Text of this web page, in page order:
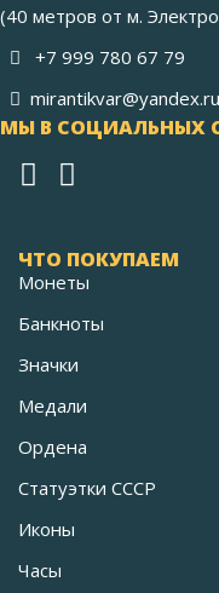
(40 метров от м.
+7 999 780 67 79
mirantikvar@yandex.ru
МЫ В СОЦИАЛЬНЫХ
ЧТО ПОКУПАЕМ
Монеты
Банкноты
Значки
Медали
Ордена
Статуэтки СССР
Иконы
Часы